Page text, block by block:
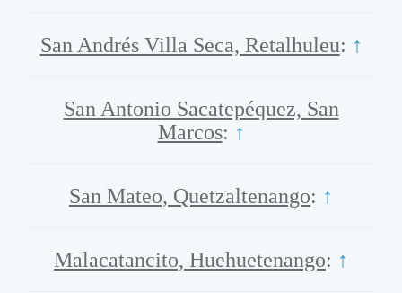
San Andrés Villa Seca, Retalhuleu: ↑
San Antonio Sacatepéquez, San
Marcos: ↑
San Mateo, Quetzaltenango: ↑
Malacatancito, Huehuetenango: ↑